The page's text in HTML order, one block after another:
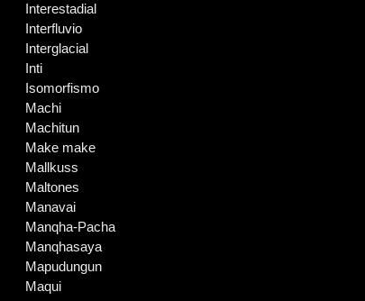
Interestadial
Interfluvio
Interglacial
Inti
Isomorfismo
Machi
Machitun
Make make
Mallkuss
Maltones
Manavai
Manqha-Pacha
Manqhasaya
Mapudungun
Maqui